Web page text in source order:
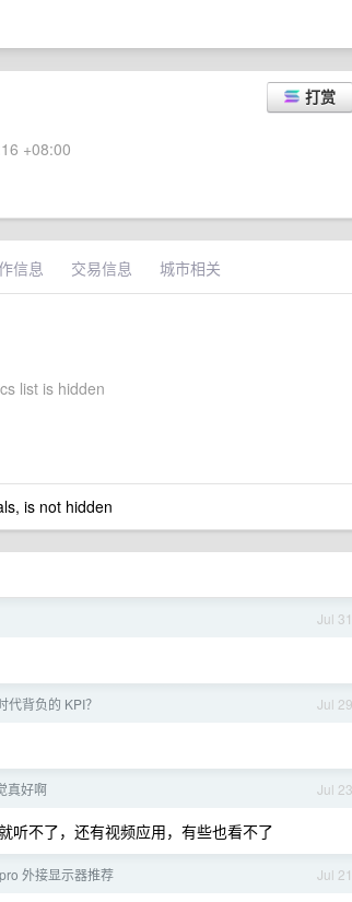
打赏
+08:00
信息 交易信息 城市相关
list is hidden
is not hidden
Jul 31
Jul 29
背负的 KPI？
Jul 23
真好啊
听不了，还有视频应用，有些也看不了
Jul 21
外接显示器推荐